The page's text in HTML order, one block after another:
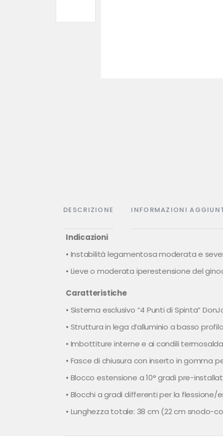
DESCRIZIONE INFORMAZIONI
Indicazioni
• Instabilità legamentosa moderata e
• Lieve o moderata iperestensione del
Caratteristiche
• Sistema esclusivo “4 Punti di Spinta”
• Struttura in lega d’alluminio a basso
• Imbottiture interne e ai condili
• Fasce di chiusura con inserto in gomma
• Blocco estensione a 10° gradi pre-
• Blocchi a gradi differenti per la flessione/
• Lunghezza totale: 38 cm (22 cm snodo-